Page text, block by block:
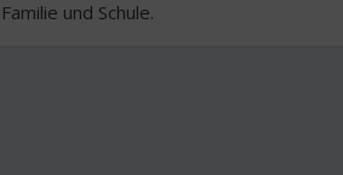
und Schule.